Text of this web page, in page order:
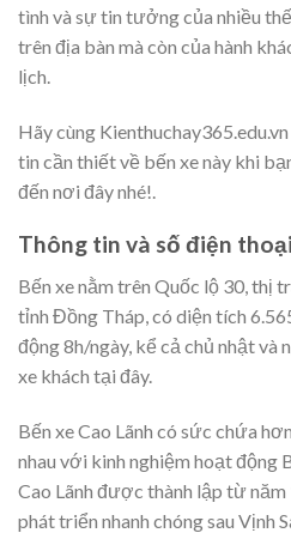
tình và sự tin tưởng của nhiều
trên địa bàn mà còn của hành
lịch.
Hãy cùng
tin cần thiết về bến xe này khi
đến nơi đây nhé!.
Thông tin và số điện
Bến xe nằm trên Quốc lộ 30, thị
tỉnh Đồng Tháp, có diện tích
động 8h/ngày, kể cả chủ nhật và
xe khách tại đây.
Bến xe Cao Lãnh có sức chứa
nhau với kinh nghiệm hoạt động
Cao Lãnh được thành lập từ năm
phát triển nhanh chóng sau Vịnh